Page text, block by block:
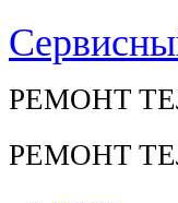
Перейти
содержимому
РЕМОНТ
РЕМОНТ